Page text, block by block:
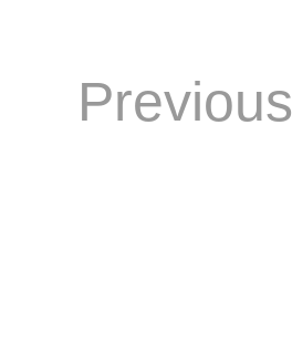
Previous